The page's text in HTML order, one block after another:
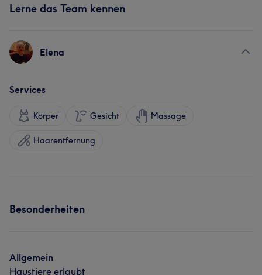
Lerne das Team kennen
Elena
Services
Körper Gesicht Massage
Haarentfernung
Besonderheiten
Allgemein
Haustiere erlaubt